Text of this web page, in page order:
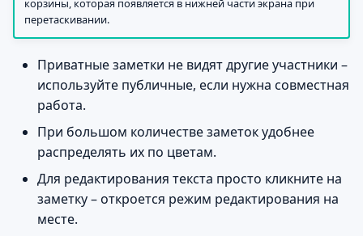
корзины, которая появляется в нижней части экрана при
перетаскивании.
Приватные заметки не видят другие участники –
используйте публичные, если нужна совместная
работа.
При большом количестве заметок удобнее
распределять их по цветам.
Для редактирования текста просто кликните на
заметку – откроется режим редактирования на
месте.